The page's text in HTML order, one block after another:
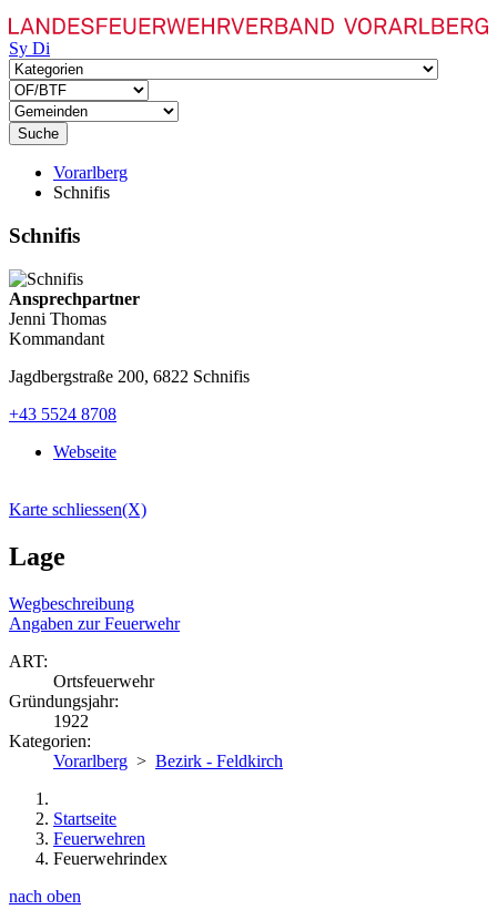
Sy Di
Suche
Vorarlberg
Schnifis
Schnifis
Ansprechpartner
Jenni Thomas
Kommandant
Jagdbergstraße 200, 6822 Schnifis
+43 5524 8708
Webseite
Karte schliessen(X)
Lage
Wegbeschreibung
Angaben zur Feuerwehr
ART:
Ortsfeuerwehr
Gründungsjahr:
1922
Kategorien:
Vorarlberg > Bezirk - Feldkirch
Startseite
Feuerwehren
Feuerwehrindex
nach oben